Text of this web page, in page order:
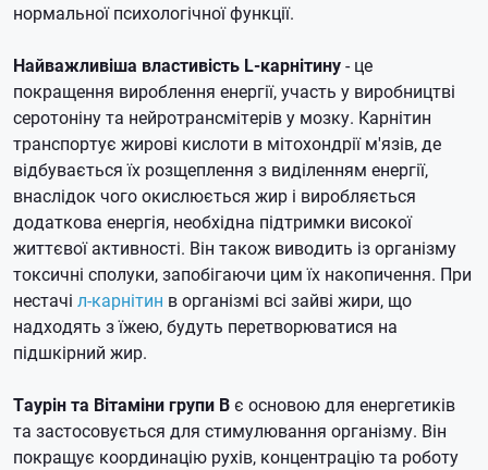
нормальної психологічної функції.
Найважливіша властивість L-карнітину- це
покращення вироблення енергії, участь у виробництві
серотоніну та нейротрансмітерів у мозку. Карнітин
транспортує жирові кислоти в мітохондрії м'язів, де
відбувається їх розщеплення з виділенням енергії,
внаслідок чого окислюється жир і виробляється
додаткова енергія, необхідна підтримки високої
життєвої активності. Він також виводить із організму
токсичні сполуки, запобігаючи цим їх накопичення. При
нестачі л-карнітин в організмі всі зайві жири, що
надходять з їжею, будуть перетворюватися на
підшкірний жир.
Таурін та Вітаміни групи Вє основою для енергетиків
та застосовується для стимулювання організму. Він
покращує координацію рухів, концентрацію та роботу